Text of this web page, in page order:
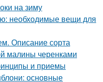
на зиму
необходимые вещи для
Описание сорта
малины черенками
и приемы
основные